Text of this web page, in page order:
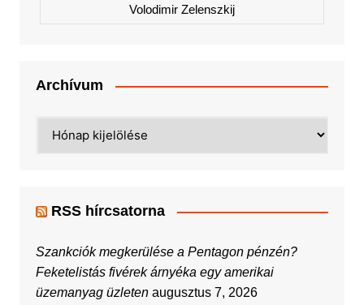
Volodimir Zelenszkij
Archívum
RSS hírcsatorna
Szankciók megkerülése a Pentagon pénzén?
Feketelistás fivérek árnyéka egy amerikai
üzemanyag üzleten augusztus 7, 2026